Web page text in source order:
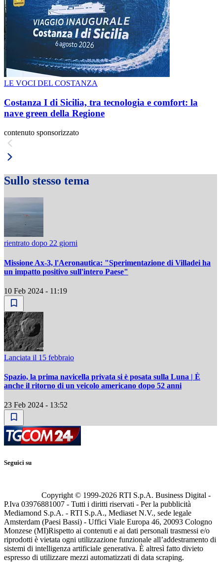
LE VOCI DEL COSTANZA
Costanza I di Sicilia, tra tecnologia e comfort: la
nave green della Regione
contenuto sponsorizzato
Sullo stesso tema
rientrato dopo 22 giorni
Missione Ax-3, l'Aeronautica: "Sperimentazione di Villadei ha
un impatto positivo sull'intero Paese"
10 Feb 2024 - 11:19
Lanciata il 15 febbraio
Spazio, la prima navicella privata si è posata sulla Luna | È
anche il ritorno di un veicolo americano dopo 52 anni
23 Feb 2024 - 13:52
Seguici su
Copyright © 1999-2026 RTI S.p.A. Business Digital -
P.Iva 03976881007 - Tutti i diritti riservati - Per la pubblicità
Mediamond S.p.A. - RTI S.p.A., Mediaset N.V., sede legale
Amsterdam (Paesi Bassi) - Uffici Viale Europa 46, 20093 Cologno
Monzese (MI)Rispetto ai contenuti e ai dati personali trasmessi e/o
riprodotti è vietata ogni utilizzazione funzionale all’addestramento di
sistemi di intelligenza artificiale generativa. È altresì fatto divieto
espresso di utilizzare mezzi automatizzati di data scraping.